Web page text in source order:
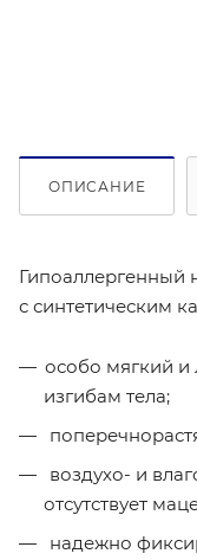
ОПИСАНИЕ
Гипоаллергенный
с синтетическим
особо мягкий и
изгибам тела;
воздухо- и
отсутствует
надежно